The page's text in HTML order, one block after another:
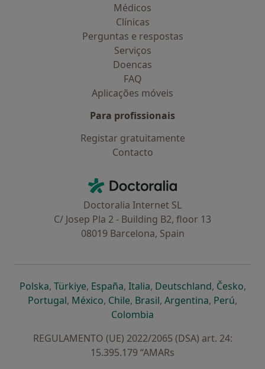
Médicos
Clínicas
Perguntas e respostas
Serviços
Doencas
FAQ
Aplicações móveis
Para profissionais
Registar gratuitamente
Contacto
Doctoralia - Homepage
Doctoralia Internet SL
C/ Josep Pla 2 - Building B2, floor 13
08019 Barcelona, Spain
Polskaabre num novo separador
, Türkiyeabre num novo separador
, Españaabre num novo separador
, Italiaabre num novo
, Deutschlandabre num
, Česko,
Portugalabre num novo separador
, Méxicoabre num novo separador
, Chileabre num novo separador
, Brasilabre num novo
, Argentinaabre num
, Perúabre
,
Colombia
REGULAMENTO (UE) 2022/2065 (DSA) art. 24:
15.395.179 “AMARs